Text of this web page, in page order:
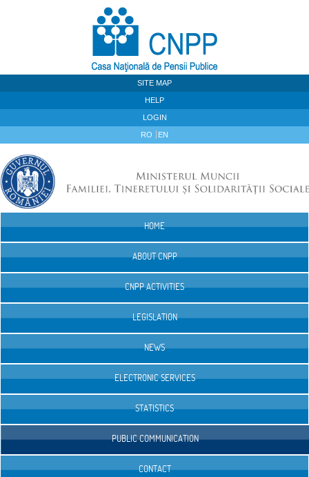
SITE MAP
HELP
LOGIN
RO EN
HOME
ABOUT CNPP
CNPP ACTIVITIES
LEGISLATION
NEWS
ELECTRONIC SERVICES
STATISTICS
PUBLIC COMMUNICATION
CONTACT